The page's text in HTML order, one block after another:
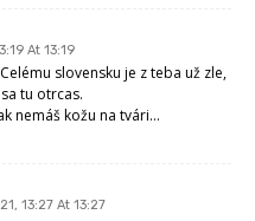
At 13:19
slovensku je z teba už zle,
tu otrcas.
nemáš kožu na tvári…
13:27 At 13:27